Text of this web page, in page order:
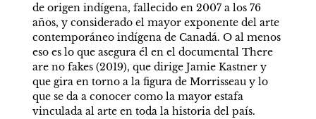
de origen indígena, fallecido en 2007 a los 76
años, y considerado el mayor exponente del arte
contemporáneo indígena de Canadá. O al menos
eso es lo que asegura él en el documental There
are no fakes (2019), que dirige Jamie Kastner y
que gira en torno a la figura de Morrisseau y lo
que se da a conocer como la mayor estafa
vinculada al arte en toda la historia del país.